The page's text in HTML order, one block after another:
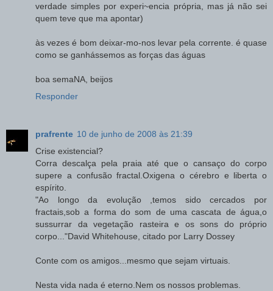
verdade simples por experi~encia própria, mas já não sei
quem teve que ma apontar)
às vezes é bom deixar-mo-nos levar pela corrente. é quase
como se ganhássemos as forças das águas
boa semaNA, beijos
Responder
prafrente 10 de junho de 2008 às 21:39
Crise existencial?
Corra descalça pela praia até que o cansaço do corpo
supere a confusão fractal.Oxigena o cérebro e liberta o
espírito.
"Ao longo da evolução ,temos sido cercados por
fractais,sob a forma do som de uma cascata de água,o
sussurrar da vegetação rasteira e os sons do próprio
corpo..."David Whitehouse, citado por Larry Dossey
Conte com os amigos...mesmo que sejam virtuais.
Nesta vida nada é eterno.Nem os nossos problemas.